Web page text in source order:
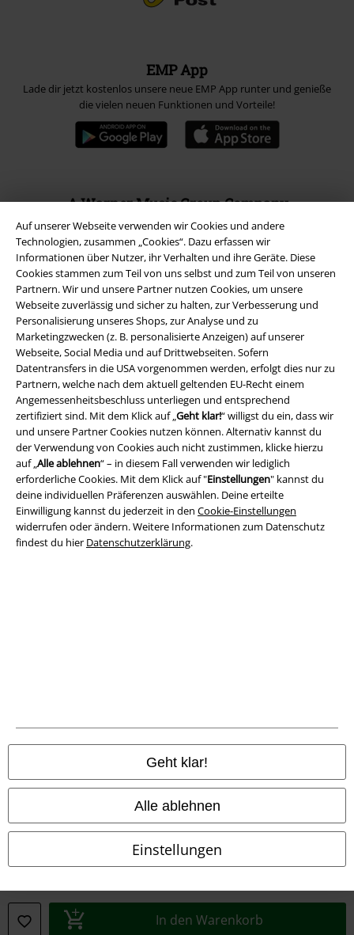
Auf unserer Webseite verwenden wir Cookies und andere
Technologien, zusammen „Cookies“. Dazu erfassen wir
Informationen über Nutzer, ihr Verhalten und ihre Geräte. Diese
Cookies stammen zum Teil von uns selbst und zum Teil von unseren
Partnern. Wir und unsere Partner nutzen Cookies, um unsere
Webseite zuverlässig und sicher zu halten, zur Verbesserung und
Personalisierung unseres Shops, zur Analyse und zu
Marketingzwecken (z. B. personalisierte Anzeigen) auf unserer
Webseite, Social Media und auf Drittwebseiten. Sofern
Datentransfers in die USA vorgenommen werden, erfolgt dies nur zu
Partnern, welche nach dem aktuell geltenden EU-Recht einem
Angemessenheitsbeschluss unterliegen und entsprechend
zertifiziert sind. Mit dem Klick auf „Geht klar!“ willigst du ein, dass wir
und unsere Partner Cookies nutzen können. Alternativ kannst du
der Verwendung von Cookies auch nicht zustimmen, klicke hierzu
auf „Alle ablehnen“ – in diesem Fall verwenden wir lediglich
erforderliche Cookies. Mit dem Klick auf "Einstellungen" kannst du
deine individuellen Präferenzen auswählen. Deine erteilte
Einwilligung kannst du jederzeit in den Cookie-Einstellungen
widerrufen oder ändern. Weitere Informationen zum Datenschutz
findest du hier Datenschutzerklärung.
Geht klar!
Alle ablehnen
Einstellungen
In den Warenkorb
EMP App
Lade dir jetzt kostenlos unsere neue EMP App runter und genieße
die vielen neuen Funktionen und Vorteile!
A Warner Music Group Company
Rechtliches
AGB
Impressum
Datenschutz
Alle Preise inkl. gesetzlicher Mehrwertsteuer, zzgl.Versandkosten
© 1986-2026 E.M.P. Merchandising HGmbH
EMP Online Shops
EMP France